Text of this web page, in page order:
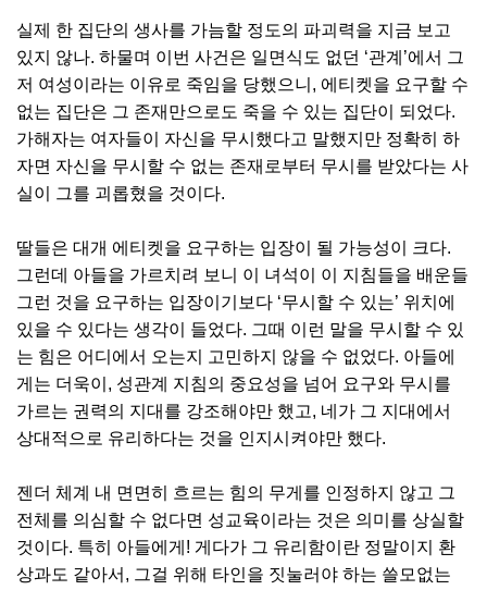
실제 한 집단의 생사를 가늠할 정도의 파괴력을 지금 보고
있지 않나. 하물며 이번 사건은 일면식도 없던 ‘관계’에서 그
저 여성이라는 이유로 죽임을 당했으니, 에티켓을 요구할 수
없는 집단은 그 존재만으로도 죽을 수 있는 집단이 되었다.
가해자는 여자들이 자신을 무시했다고 말했지만 정확히 하
자면 자신을 무시할 수 없는 존재로부터 무시를 받았다는 사
실이 그를 괴롭혔을 것이다.
딸들은 대개 에티켓을 요구하는 입장이 될 가능성이 크다.
그런데 아들을 가르치려 보니 이 녀석이 이 지침들을 배운들
그런 것을 요구하는 입장이기보다 ‘무시할 수 있는’ 위치에
있을 수 있다는 생각이 들었다. 그때 이런 말을 무시할 수 있
는 힘은 어디에서 오는지 고민하지 않을 수 없었다. 아들에
게는 더욱이, 성관계 지침의 중요성을 넘어 요구와 무시를
가르는 권력의 지대를 강조해야만 했고, 네가 그 지대에서
상대적으로 유리하다는 것을 인지시켜야만 했다.
젠더 체계 내 면면히 흐르는 힘의 무게를 인정하지 않고 그
전체를 의심할 수 없다면 성교육이라는 것은 의미를 상실할
것이다. 특히 아들에게! 게다가 그 유리함이란 정말이지 환
상과도 같아서, 그걸 위해 타인을 짓눌러야 하는 쓸모없는